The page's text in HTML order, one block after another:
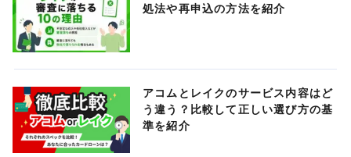
処法や再申込の方法を紹介
アコムとレイクのサービス内容はど
う違う？比較して正しい選び方の基
準を紹介